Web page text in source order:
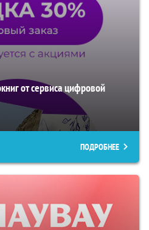
от сервиса цифровой
ПОДРОБНЕЕ